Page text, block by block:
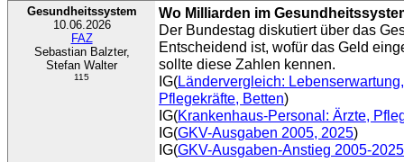
Gesundheitssystem
10.06.2026
FAZ
Sebastian Balzter,
Stefan Walter
115
Wo Milliarden im
Der Bundestag diskutiert über das
Entscheidend ist, wofür das Geld
sollte diese Zahlen kennen.
IG(Ländervergleich:
Pflegekräfte, Betten)
IG(Krankenhaus-Personal: Ärzte,
IG(GKV-Ausgaben 2005, 2025)
IG(GKV-Ausgaben-Anstieg 2005-